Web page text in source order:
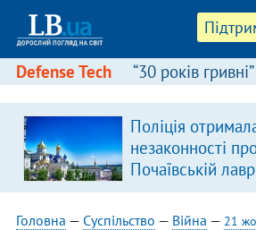
Defense Tech “30 років гривні”
Поліція
незаконності
Почаївській
Головна — Суспільство — Війна — 21